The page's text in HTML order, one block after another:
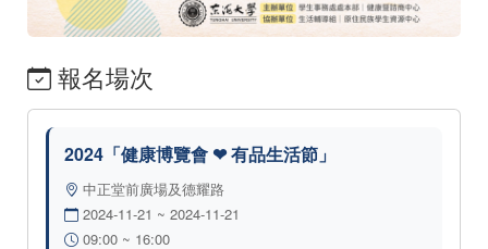
報名場次
2024「健康博覽會 ❤ 有品生活節」
中正堂前廣場及德耀路
2024-11-21 ~ 2024-11-21
09:00 ~ 16:00